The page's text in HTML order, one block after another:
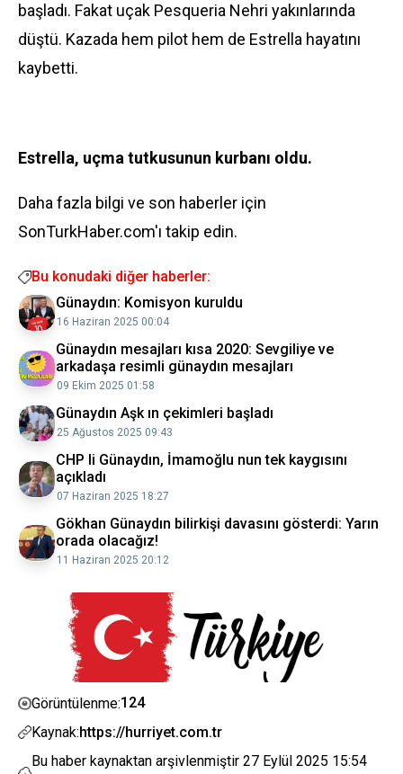
başladı. Fakat uçak Pesqueria Nehri yakınlarında
düştü. Kazada hem pilot hem de Estrella hayatını
kaybetti.
Estrella, uçma tutkusunun kurbanı oldu.
Daha fazla bilgi ve son haberler için
SonTurkHaber.com'ı takip edin.
Bu konudaki diğer haberler:
Günaydın: Komisyon kuruldu
16 Haziran 2025 00:04
Günaydın mesajları kısa 2020: Sevgiliye ve
arkadaşa resimli günaydın mesajları
09 Ekim 2025 01:58
Günaydın Aşk ın çekimleri başladı
25 Ağustos 2025 09:43
CHP li Günaydın, İmamoğlu nun tek kaygısını
açıkladı
07 Haziran 2025 18:27
Gökhan Günaydın bilirkişi davasını gösterdi: Yarın
orada olacağız!
11 Haziran 2025 20:12
Görüntülenme:124
Kaynak:https://hurriyet.com.tr
Bu haber kaynaktan arşivlenmiştir 27 Eylül 2025 15:54